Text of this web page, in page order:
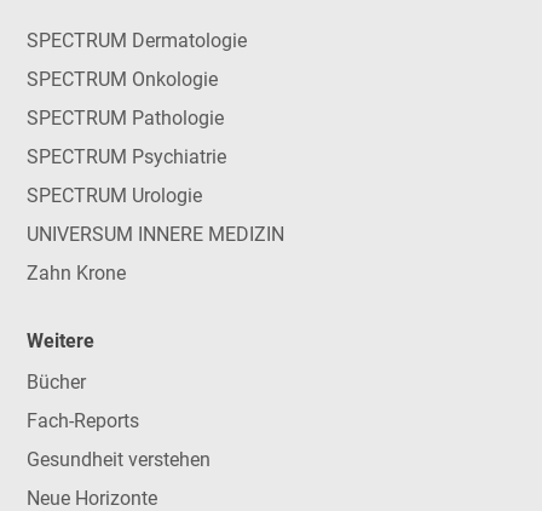
SPECTRUM Dermatologie
SPECTRUM Onkologie
SPECTRUM Pathologie
SPECTRUM Psychiatrie
SPECTRUM Urologie
UNIVERSUM INNERE MEDIZIN
Zahn Krone
Weitere
Bücher
Fach-Reports
Gesundheit verstehen
Neue Horizonte